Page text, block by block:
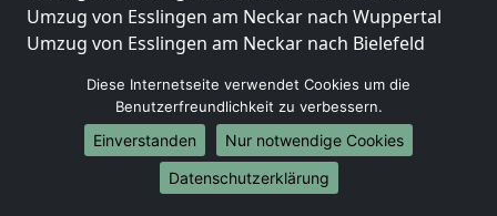
Umzug von Esslingen am Neckar nach Wuppertal
Umzug von Esslingen am Neckar nach Bielefeld
Umzug von Esslingen am Neckar nach Münster
Internationale-Umzüge
Umzug von Esslingen am Neckar nach Brasilien
Diese Internetseite verwendet Cookies um die
Benutzerfreundlichkeit zu verbessern.
Einverstanden
Nur notwendige Cookies
Datenschutzerklärung